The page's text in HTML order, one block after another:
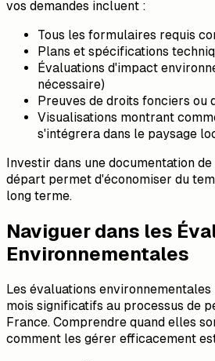
vos demandes incluent :
Tous les formulaires requis
Plans et spécifications
Évaluations d'impact
nécessaire)
Preuves de droits fonciers ou
Visualisations montrant
s'intégrera dans le paysage
Investir dans une documentation
départ permet d'économiser du
long terme.
Naviguer dans les
Environnementales
Les évaluations
mois significatifs au processus de
France. Comprendre quand elles
comment les gérer efficacement